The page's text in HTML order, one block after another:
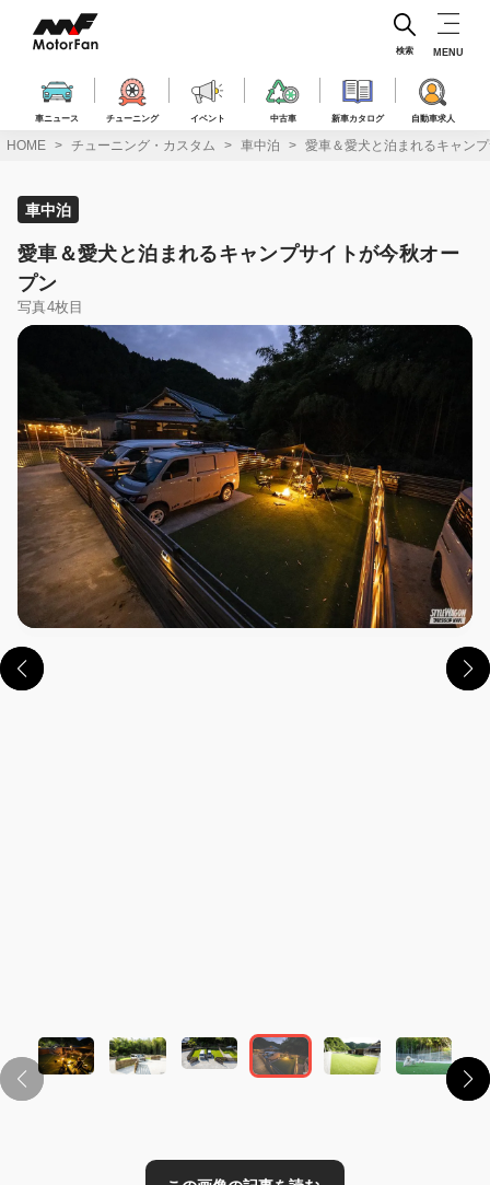
ス
車ニュース チューニング イベント 中古車 新車カタログ 自動車求人
検索 MENU
HOME チューニング・カスタム 車中泊 愛車＆愛犬と泊まれるキャン
車中泊
愛車＆愛犬と泊まれるキャンプサイトが今秋オー
プン
写真4枚目